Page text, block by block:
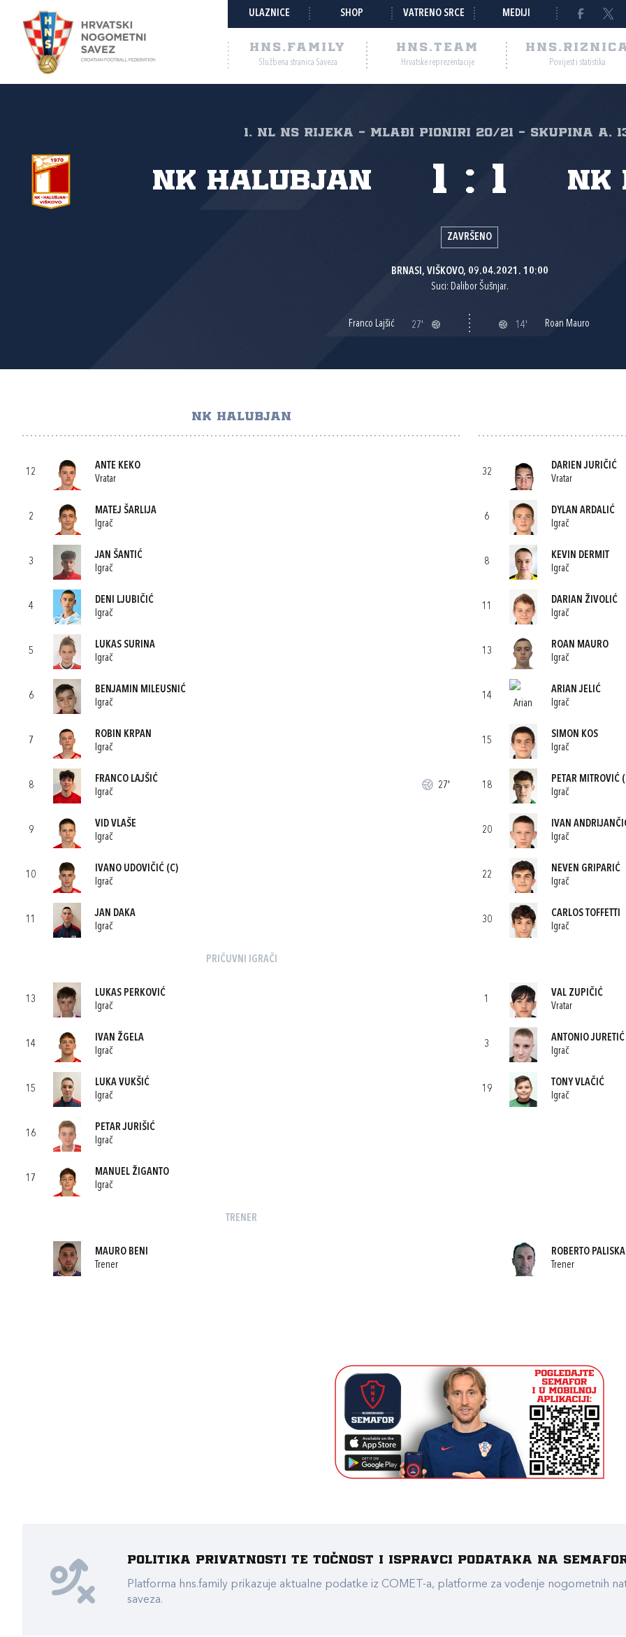
ULAZNICE SHOP VATRENO SRCE MEDIJI
HNS.FAMILY
Službena stranica Saveza
HNS.TEAM
Hrvatske reprezentacije Povijest i statistika
1. NL NS Rijeka - mlađi pioniri 20/21 - skupina A,
NK Halubjan NK
1 : 1
ZAVRŠENO
BRNASI, VIŠKOVO, 09.04.2021. 10:00
Suci: Dalibor Šušnjar.
Franco Lajšić 27' 14' Roan Mauro
NK HALUBJAN
12
ANTE KEKO
Vratar
2
MATEJ ŠARLIJA
Igrač
3
JAN ŠANTIĆ
Igrač
4
DENI LJUBIČIĆ
Igrač
5
LUKAS SURINA
Igrač
6
BENJAMIN MILEUSNIĆ
Igrač
7
ROBIN KRPAN
Igrač
8
FRANCO LAJŠIĆ
Igrač
27'
9
VID VLAŠE
Igrač
10
IVANO UDOVIČIĆ (C)
Igrač
11
JAN DAKA
Igrač
PRIČUVNI IGRAČI
13
LUKAS PERKOVIĆ
Igrač
14
IVAN ŽGELA
Igrač
15
LUKA VUKŠIĆ
Igrač
16
PETAR JURIŠIĆ
Igrač
17
MANUEL ŽIGANTO
Igrač
TRENER
MAURO BENI
Trener
32
DARIEN JURIČIĆ
Vratar
6
DYLAN ARDALIĆ
Igrač
8
KEVIN DERMIT
Igrač
11
DARIAN ŽIVOLIĆ
Igrač
13
ROAN MAURO
Igrač
14
ARIAN JELIĆ
Igrač
15
SIMON KOS
Igrač
18
PETAR MITROVIĆ
Igrač
20
IVAN
Igrač
22
NEVEN GRIPARIĆ
Igrač
30
CARLOS TOFFETTI
Igrač
1
VAL ZUPIČIĆ
Vratar
3
ANTONIO JURETIĆ
Igrač
19
TONY VLAČIĆ
Igrač
ROBERTO PALISKA
Trener
Politika privatnosti te točnost i ispravci podataka na
Platforma hns.family prikazuje aktualne podatke iz COMET-a, platforme za vođenje nogometnih
saveza.